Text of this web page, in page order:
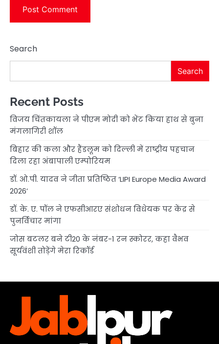
Search
Search
Recent Posts
विजय चिंतकायला ने पीएम मोदी को भेंट किया हाथ से बुना
मंगलागिरी शॉल
बिहार की कला और हैंडलूम को दिल्ली में राष्ट्रीय पहचान
दिला रहा अंबापाली एम्पोरियम
डॉ. ओ.पी. यादव ने जीता प्रतिष्ठित ‘LIPI Europe Media Award
2026’
डॉ. के. ए. पॉल ने एफसीआरए संशोधन विधेयक पर केंद्र से
पुनर्विचार मांगा
जोस बटलर बने टी20 के नंबर-1 रन स्कोरर, कहा वैभव
सूर्यवंशी तोड़ेंगे मेरा रिकॉर्ड